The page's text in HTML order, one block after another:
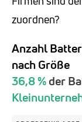
zuordnen?
Anzahl
nach Größe
36,8 %der